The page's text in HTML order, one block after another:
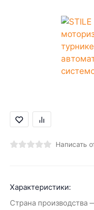
Написать
Характеристики:
Страна производства